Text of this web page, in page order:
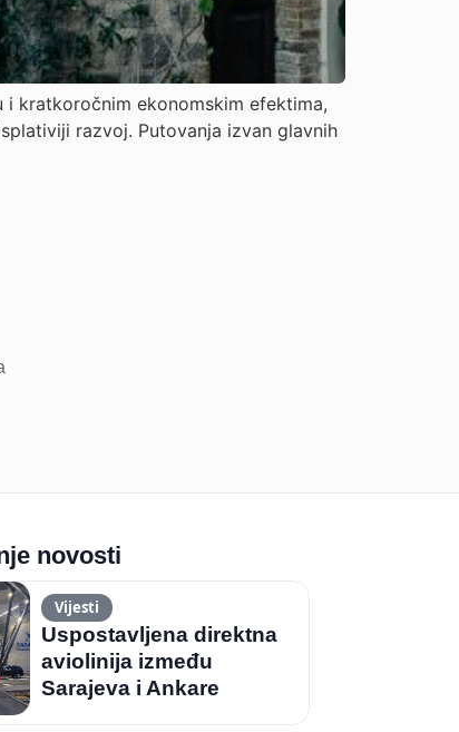
kratkoročnim ekonomskim efektima,
razvoj. Putovanja izvan glavnih
novosti
Vijesti
Uspostavljena direktna
aviolinija između
Sarajeva i Ankare